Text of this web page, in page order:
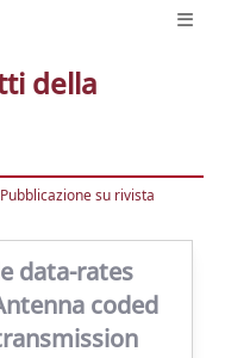
della
su rivista
data-rates
coded